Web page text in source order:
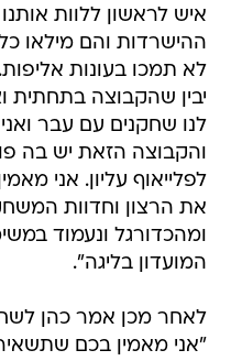
איש לראשון ללוות
ההישרדות והם מילאו
לא תמכו בעונות
יבין שהקבוצה בתחתית
לנו שחקנים עם עבר
והקבוצה הזאת יש בה
לפלייאוף עליון. אני
את הרצון וחדוות
ומהכדורגל ונעמוד
המועדון בליגה".
לאחר מכן אמר כהן
"אני מאמין בכם